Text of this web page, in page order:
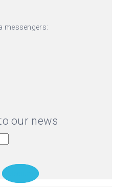
messengers:
our news